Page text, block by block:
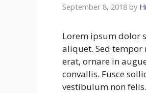
September 8, 2018 by
Lorem ipsum dolor
aliquet. Sed tempor
erat, ornare in
convallis. Fusce
vestibulum non